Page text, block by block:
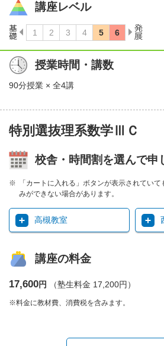
講座レベル
授業時間・講数
90分授業 × 全4講
特別選抜理系数学ⅢＣ
校舎・時間割を選んで申
「カートに入れる」ボタンが表示されてい
みができない場合があります。
高槻教室
講座の料金
17,600円 （塾生料金 17,200円）
※料金に教材費、消費税を含みます。